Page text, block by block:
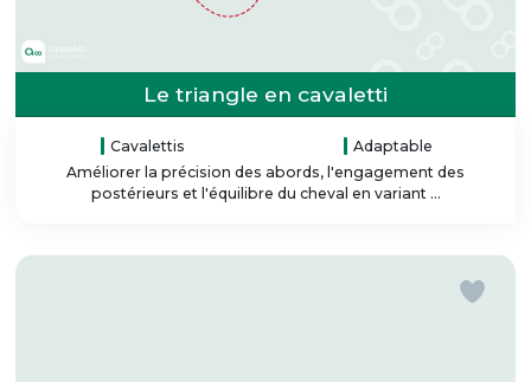
Le triangle en cavaletti
Cavalettis
Adaptable
Améliorer la précision des abords, l'engagement des
postérieurs et l'équilibre du cheval en variant ...